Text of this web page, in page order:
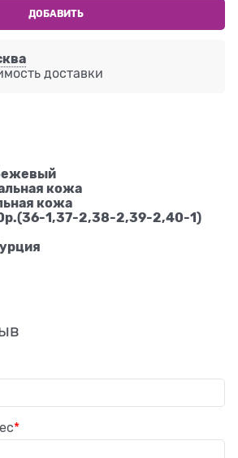
ДОБАВИТЬ
доставки
кожа
кожа
1,37-2,38-2,39-2,40-1)